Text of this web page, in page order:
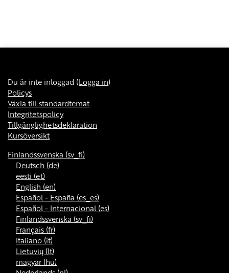
Du är inte inloggad (Logga in)
Policys
Växla till standardtemat
Integritetspolicy
Tillgänglighetsdeklaration
Kursöversikt
Finlandssvenska ‎(sv_fi)‎
Deutsch ‎(de)‎
eesti ‎(et)‎
English ‎(en)‎
Español - España ‎(es_es)‎
Español - Internacional ‎(es)‎
Finlandssvenska ‎(sv_fi)‎
Français ‎(fr)‎
Italiano ‎(it)‎
Lietuvių ‎(lt)‎
magyar ‎(hu)‎